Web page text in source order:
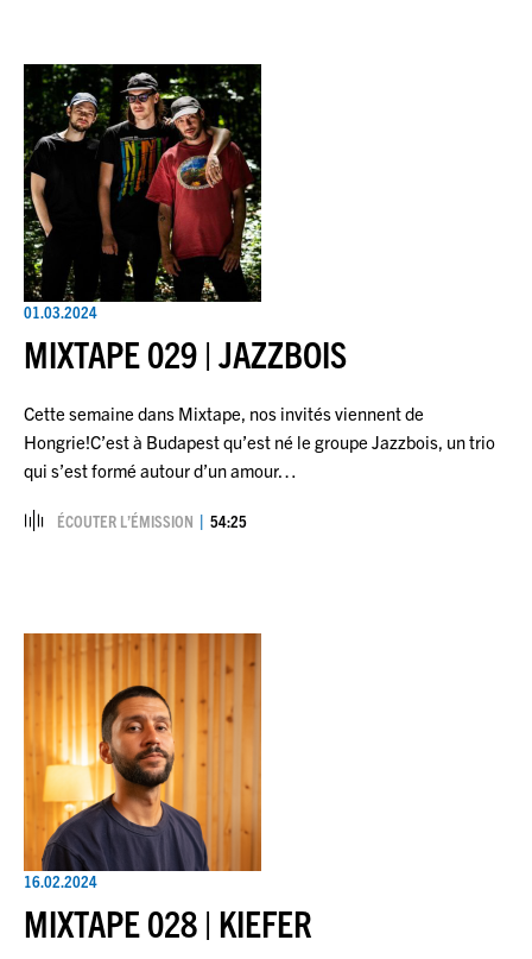
01.03.2024
MIXTAPE 029 | JAZZBOIS
Cette semaine dans Mixtape, nos invités viennent de
Hongrie!C’est à Budapest qu’est né le groupe Jazzbois, un trio
qui s’est formé autour d’un amour…
ÉCOUTER L’ÉMISSION 54:25
16.02.2024
MIXTAPE 028 | KIEFER